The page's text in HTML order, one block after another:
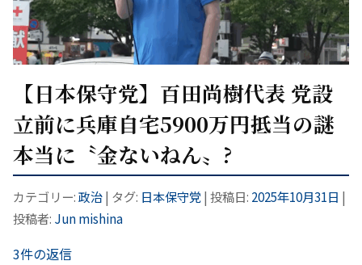
【日本保守党】百田尚樹代表 党設
立前に兵庫自宅5900万円抵当の謎
本当に〝金ないねん〟?
カテゴリー:政治| タグ: 日本保守党| 投稿日: 2025年10月31日 |
投稿者: Jun mishina
3件の返信